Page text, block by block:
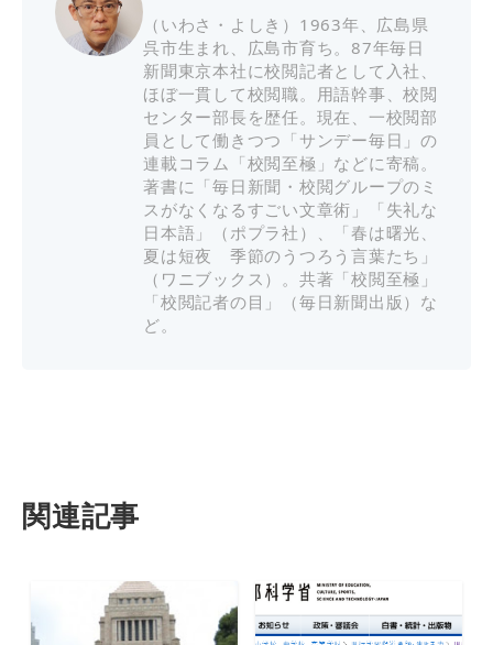
（いわさ・よしき）1963年、広島県
呉市生まれ、広島市育ち。87年毎日
新聞東京本社に校閲記者として入社、
ほぼ一貫して校閲職。用語幹事、校閲
センター部長を歴任。現在、一校閲部
員として働きつつ「サンデー毎日」の
連載コラム「校閲至極」などに寄稿。
著書に「毎日新聞・校閲グループのミ
スがなくなるすごい文章術」「失礼な
日本語」（ポプラ社）、「春は曙光、
夏は短夜 季節のうつろう言葉たち」
（ワニブックス）。共著「校閲至極」
「校閲記者の目」（毎日新聞出版）な
ど。
関連記事